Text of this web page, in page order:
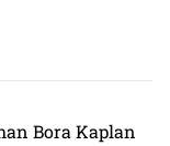
Bora Kaplan